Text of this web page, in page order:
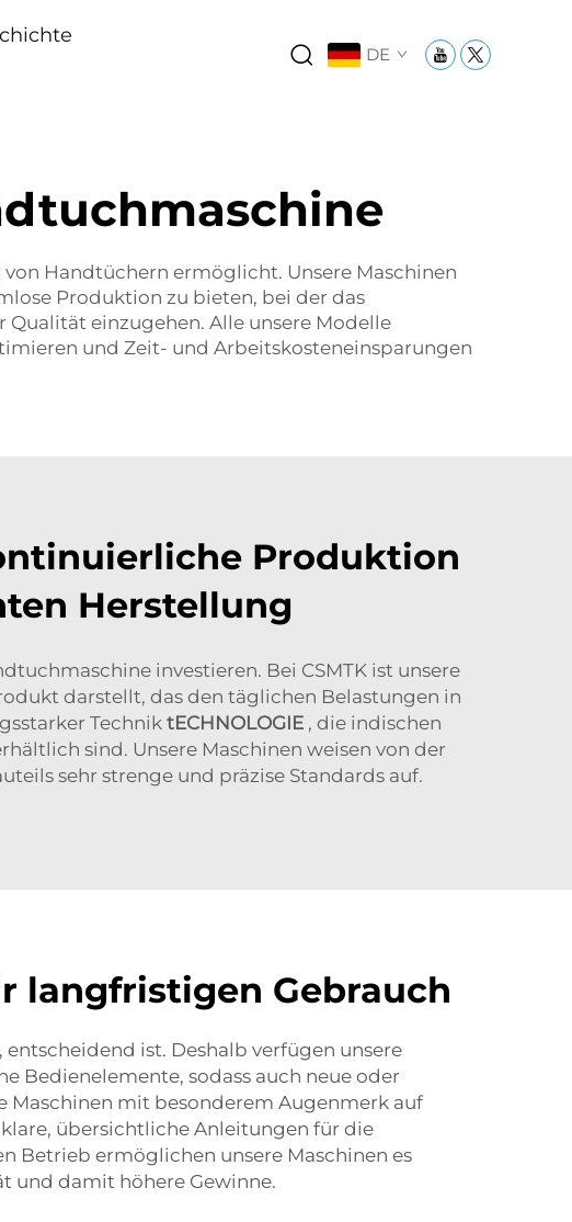
DE
Handtüchern ermöglicht. Unsere Maschinen
Produktion zu bieten, bei der das
einzugehen. Alle unsere Modelle
und Zeit- und Arbeitskosteneinsparungen
Produktion
Herstellung
investieren. Bei CSMTK ist unsere
darstellt, das den täglichen Belastungen in
TechniktECHNOLOGIE , die indischen
sind. Unsere Maschinen weisen von der
sehr strenge und präzise Standards auf.
langfristigen Gebrauch
ist. Deshalb verfügen unsere
Bedienelemente, sodass auch neue oder
Maschinen mit besonderem Augenmerk auf
übersichtliche Anleitungen für die
Betrieb ermöglichen unsere Maschinen es
und damit höhere Gewinne.